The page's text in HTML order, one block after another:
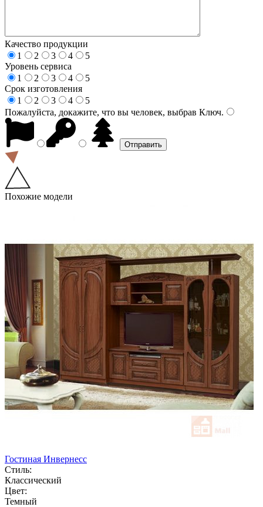
Качество продукции
1
2 3 4
5
Уровень сервиса
1
2 3 4
5
Срок изготовления
1
2 3 4
5
Пожалуйста, докажите, что вы человек, выбрав Ключ.
Похожие модели
Гостиная Инвернесс
Стиль:
Классический
Цвет:
Темный